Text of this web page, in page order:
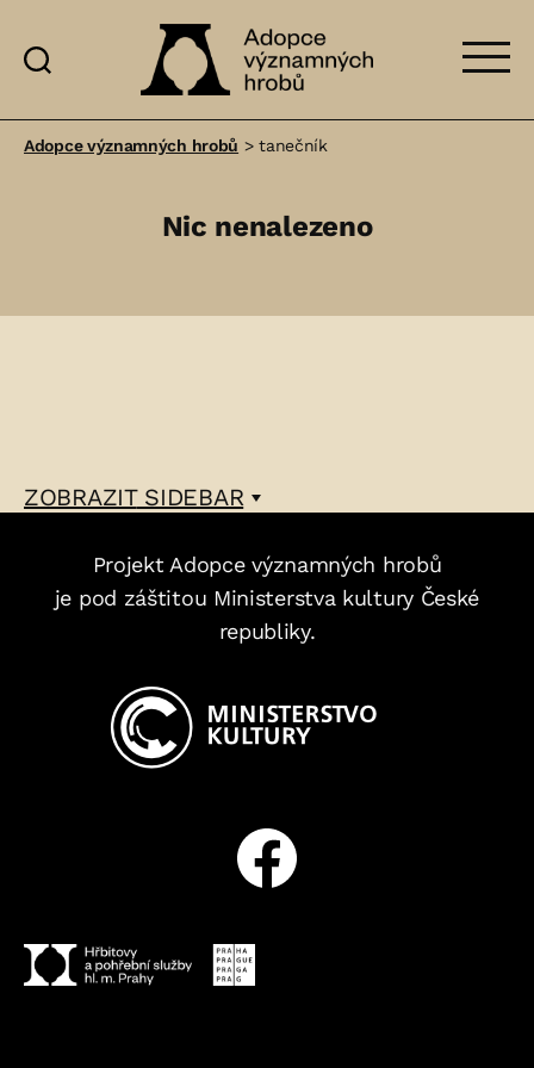
významných
Adopce významných hrobů >tanečník
Nic nenalezeno
ZOBRAZITSIDEBAR
Projekt Adopce významných hrobů
je pod záštitou Ministerstva kultury České
republiky.
Facebook